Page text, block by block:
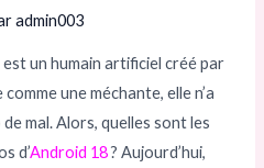
admin003
est un humain artificiel créé par
comme une méchante, elle n’a
mal. Alors, quelles sont les
d’Android 18? Aujourd’hui,